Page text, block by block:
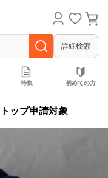
詳細検索
特集 初めての方
ップ申請対象